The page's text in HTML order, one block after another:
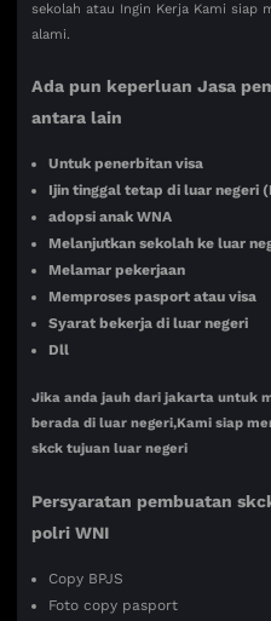
sekolah atau Ingin Kerja Kami siap
alami.
Ada pun keperluan Jasa
antara lain
Untuk penerbitan visa
Ijin tinggal tetap di luar negeri
adopsi anak WNA
Melanjutkan sekolah ke luar
Melamar pekerjaan
Memproses pasport atau visa
Syarat bekerja di luar negeri
Dll
Jika anda jauh dari jakarta untuk
berada di luar negeri,Kami siap
skck tujuan luar negeri
Persyaratan pembuatan
polri WNI
Copy BPJS
Foto copy pasport